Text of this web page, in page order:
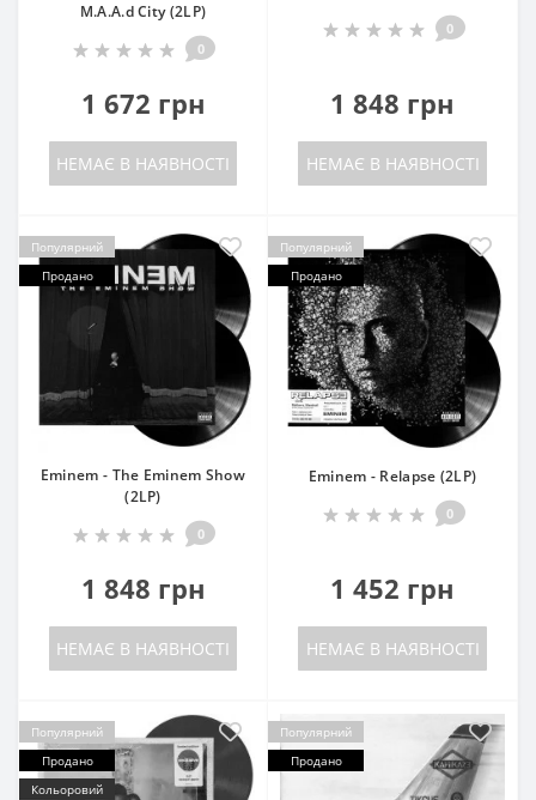
M.A.A.d City (2LP)
0
1 672 грн
НЕМАЄ В НАЯВНОСТІ
0
1 848 грн
НЕМАЄ В НАЯВНОСТІ
Популярний
Продано
Eminem - The Eminem Show
(2LP)
0
1 848 грн
НЕМАЄ В НАЯВНОСТІ
Популярний
Продано
Eminem - Relapse (2LP)
0
1 452 грн
НЕМАЄ В НАЯВНОСТІ
Популярний
Продано
Кольоровий
Популярний
Продано